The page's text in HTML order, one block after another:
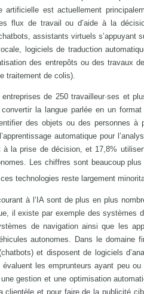
artificielle est actuellement
flux de travail ou d’aide à la
assistants virtuels s’appuyant
logiciels de traduction
des entrepôts ou des travaux
traitement de colis).
de 250 travailleur·ses et
la langue parlée en un
des objets ou des personnes à
automatique pour
la prise de décision, et 17,8%
Les chiffres sont beaucoup
technologies reste largement
à l’IA sont de plus en plus
il existe par exemple des systèmes
de navigation ainsi que les
autonomes. Dans le domaine
et disposent de logiciels
les emprunteurs ayant peu
gestion et une optimisation
clientèle et pour faire de la publicité